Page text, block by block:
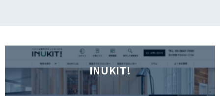
INUKIT!